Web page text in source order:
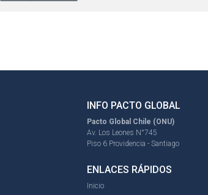
INFO PACTO GLOBAL
Pacto Global Chile (ONU)
Av. Los Leones N°745
Piso 6 Providencia - Santiago
ENLACES RÁPIDOS
Inicio